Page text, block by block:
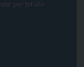
per tot allò